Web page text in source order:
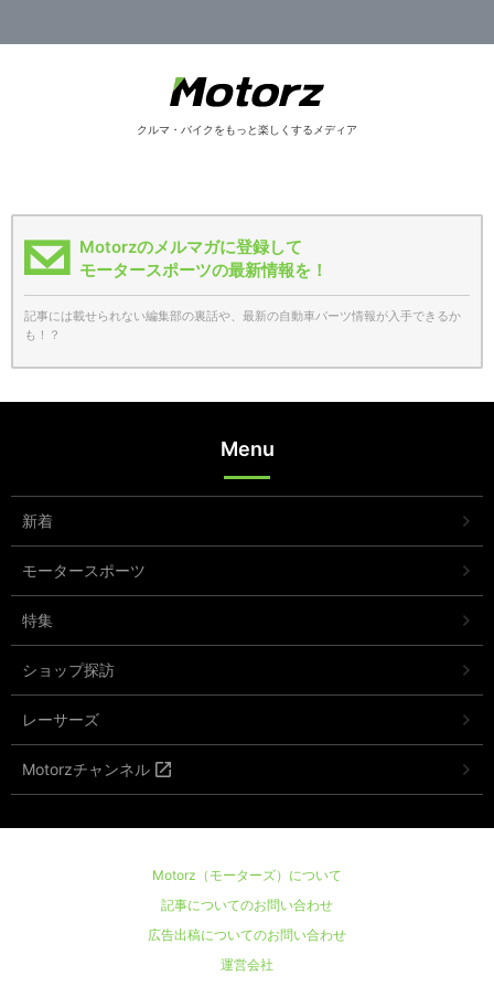
クルマ・バイクをもっと楽しくするメディア
Motorzのメルマガに登録して
モータースポーツの最新情報を！
記事には載せられない編集部の裏話や、最新の自動車パーツ情報が入手できるか
も！？
Menu
新着
モータースポーツ
特集
ショップ探訪
レーサーズ
Motorzチャンネル
Motorz（モーターズ）について
記事についてのお問い合わせ
広告出稿についてのお問い合わせ
運営会社